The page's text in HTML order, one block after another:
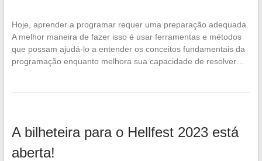
Hoje, aprender a programar requer uma preparação adequada.
A melhor maneira de fazer isso é usar ferramentas e métodos
que possam ajudá-lo a entender os conceitos fundamentais da
programação enquanto melhora sua capacidade de resolver…
A bilheteira para o Hellfest 2023 está
aberta!